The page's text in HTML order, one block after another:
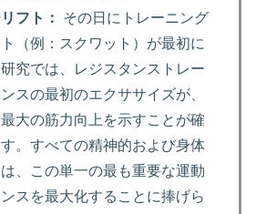
フト：
その日にトレーニング
（例：スクワット）が最初に
究では、レジスタンストレー
スの最初のエクササイズが、
大の筋力向上を示すことが確
。すべての精神的および身体
、この単一の最も重要な運動
スを最大化することに捧げら